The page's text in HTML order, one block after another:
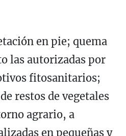
en pie; quema
las autorizadas por
fitosanitarios;
restos de vegetales
agrario, a
en pequeñas y